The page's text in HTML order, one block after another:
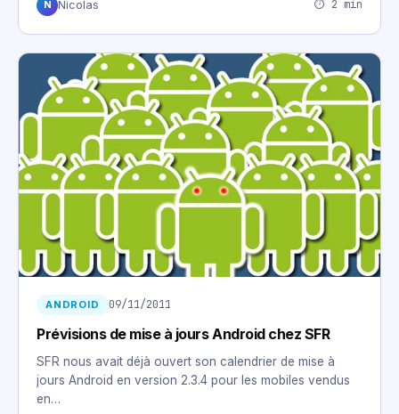
N Nicolas ⏱ 2 min
ANDROID 09/11/2011
Prévisions de mise à jours Android chez SFR
SFR nous avait déjà ouvert son calendrier de mise à
jours Android en version 2.3.4 pour les mobiles vendus
en…